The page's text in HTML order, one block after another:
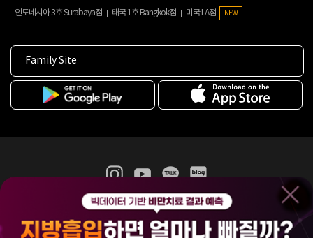
인도네시아 3호 Surabaya점
태국 1호 Bangkok점 미국 LA점 NEW
Family Site
365mc 병·의원 이용약관
홈페이지 이용약관
비급여진료수가